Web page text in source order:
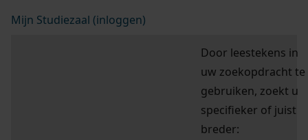
Mijn Studiezaal (inloggen)
Door leestekens in
uw zoekopdracht te
gebruiken, zoekt u
specifieker of juist
breder: